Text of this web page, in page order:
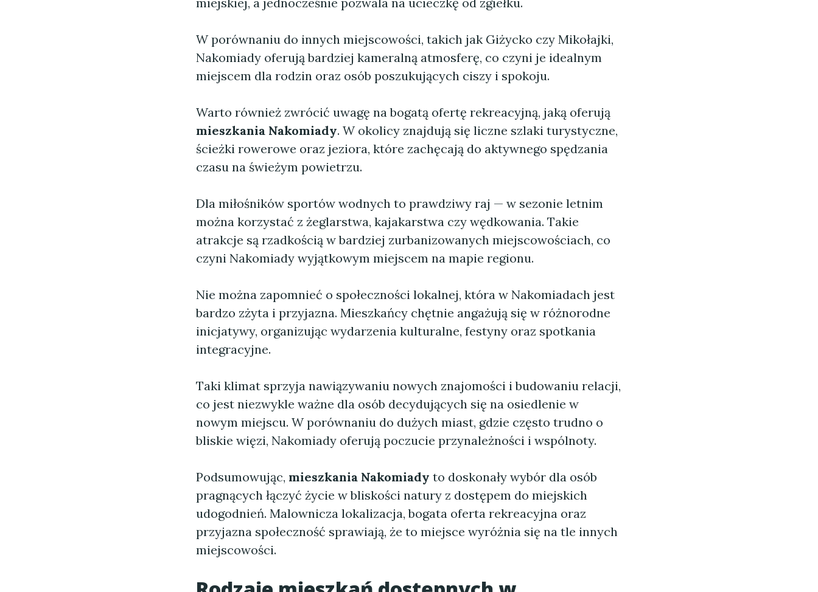
W porównaniu do innych miejscowości, takich jak Giżycko czy Mikołajki,
Nakomiady oferują bardziej kameralną atmosferę, co czyni je idealnym
miejscem dla rodzin oraz osób poszukujących ciszy i spokoju.
Warto również zwrócić uwagę na bogatą ofertę rekreacyjną, jaką oferują
mieszkania Nakomiady. W okolicy znajdują się liczne szlaki turystyczne,
ścieżki rowerowe oraz jeziora, które zachęcają do aktywnego spędzania
czasu na świeżym powietrzu.
Dla miłośników sportów wodnych to prawdziwy raj — w sezonie letnim
można korzystać z żeglarstwa, kajakarstwa czy wędkowania. Takie
atrakcje są rzadkością w bardziej zurbanizowanych miejscowościach, co
czyni Nakomiady wyjątkowym miejscem na mapie regionu.
Nie można zapomnieć o społeczności lokalnej, która w Nakomiadach jest
bardzo zżyta i przyjazna. Mieszkańcy chętnie angażują się w różnorodne
inicjatywy, organizując wydarzenia kulturalne, festyny oraz spotkania
integracyjne.
Taki klimat sprzyja nawiązywaniu nowych znajomości i budowaniu relacji,
co jest niezwykle ważne dla osób decydujących się na osiedlenie w
nowym miejscu. W porównaniu do dużych miast, gdzie często trudno o
bliskie więzi, Nakomiady oferują poczucie przynależności i wspólnoty.
Podsumowując, mieszkania Nakomiady to doskonały wybór dla osób
pragnących łączyć życie w bliskości natury z dostępem do miejskich
udogodnień. Malownicza lokalizacja, bogata oferta rekreacyjna oraz
przyjazna społeczność sprawiają, że to miejsce wyróżnia się na tle innych
miejscowości.